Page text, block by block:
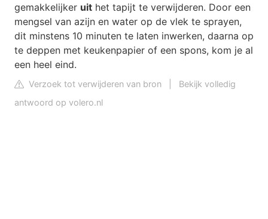
gemakkelijker uit het tapijt te verwijderen. Door een
mengsel van azijn en water op de vlek te sprayen,
dit minstens 10 minuten te laten inwerken, daarna op
te deppen met keukenpapier of een spons, kom je al
een heel eind.
Verzoek tot verwijderen van bron
Bekijk volledig
antwoord op volero.nl